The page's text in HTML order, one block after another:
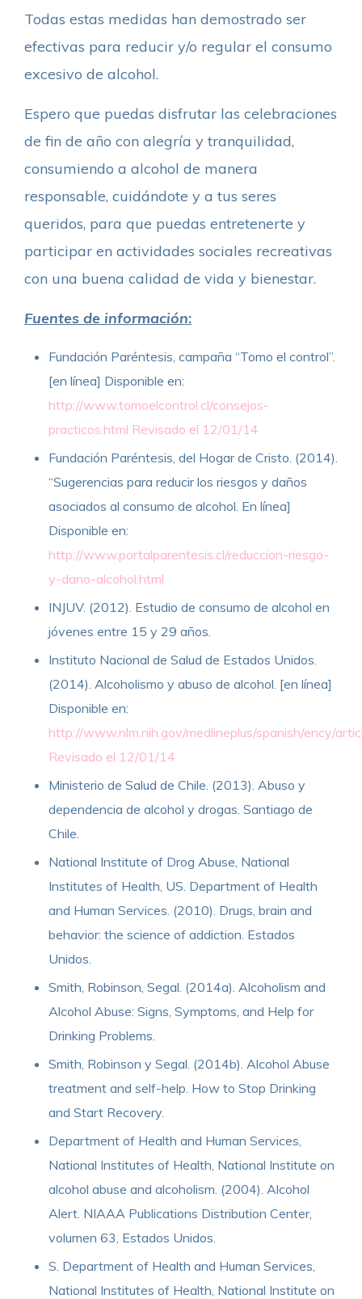
Todas estas medidas han demostrado ser
efectivas para reducir y/o regular el consumo
excesivo de alcohol.
Espero que puedas disfrutar las celebraciones
de fin de año con alegría y tranquilidad,
consumiendo a alcohol de manera
responsable, cuidándote y a tus seres
queridos, para que puedas entretenerte y
participar en actividades sociales recreativas
con una buena calidad de vida y bienestar.
Fuentes de información:
Fundación Paréntesis, campaña “Tomo el control”.
[en línea] Disponible en:
http://www.tomoelcontrol.cl/consejos-
practicos.html Revisado el 12/01/14
Fundación Paréntesis, del Hogar de Cristo. (2014).
“Sugerencias para reducir los riesgos y daños
asociados al consumo de alcohol. En línea]
Disponible en:
http://www.portalparentesis.cl/reduccion-riesgo-
y-dano-alcohol.html
INJUV. (2012). Estudio de consumo de alcohol en
jóvenes entre 15 y 29 años.
Instituto Nacional de Salud de Estados Unidos.
(2014). Alcoholismo y abuso de alcohol. [en línea]
Disponible en:
http://www.nlm.nih.gov/medlineplus/spanish/ency/
Revisado el 12/01/14
Ministerio de Salud de Chile. (2013). Abuso y
dependencia de alcohol y drogas. Santiago de
Chile.
National Institute of Drog Abuse, National
Institutes of Health, US. Department of Health
and Human Services. (2010). Drugs, brain and
behavior: the science of addiction. Estados
Unidos.
Smith, Robinson, Segal. (2014a). Alcoholism and
Alcohol Abuse: Signs, Symptoms, and Help for
Drinking Problems.
Smith, Robinson y Segal. (2014b). Alcohol Abuse
treatment and self-help. How to Stop Drinking
and Start Recovery.
Department of Health and Human Services,
National Institutes of Health, National Institute on
alcohol abuse and alcoholism. (2004). Alcohol
Alert. NIAAA Publications Distribution Center,
volumen 63, Estados Unidos.
S. Department of Health and Human Services,
National Institutes of Health, National Institute on